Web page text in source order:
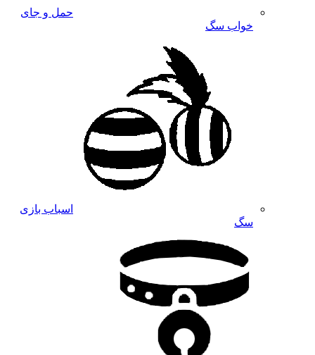
حمل و جای
خواب سگ
اسباب بازی
سگ